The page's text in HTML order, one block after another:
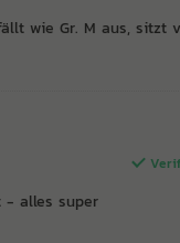
wie Gr. M aus, sitzt
- alles super